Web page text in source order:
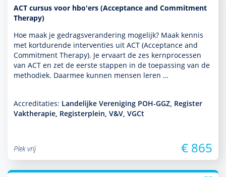
ACT cursus voor hbo'ers (Acceptance and Commitment
Therapy)
Hoe maak je gedragsveran­de­ring moge­lijk? Maak kennis
met kort­durende inter­venties uit ACT (Acceptance and
Commitment Therapy). Je ervaart de zes kernprocessen
van ACT en zet de eerste stappen in de toe­pas­sing van de
metho­diek. Daarmee kunnen mensen leren …
Accreditaties: Landelijke Vereniging POH-GGZ, Register
Vaktherapie, Registerplein, V&V, VGCt
Plek vrij € 865